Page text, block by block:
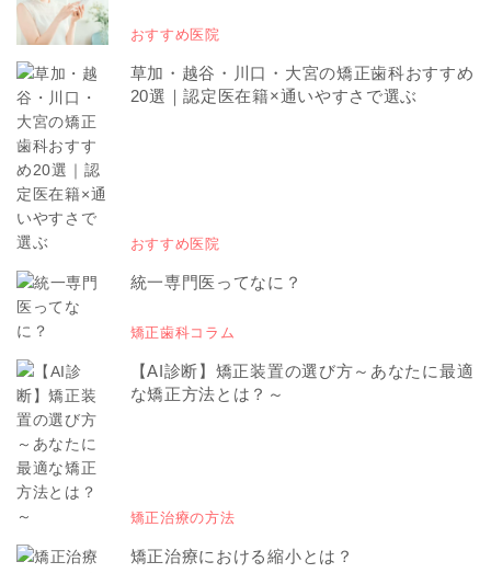
おすすめ医院
草加・越谷・川口・大宮の矯正歯科おすすめ
20選｜認定医在籍×通いやすさで選ぶ
おすすめ医院
統一専門医ってなに？
矯正歯科コラム
【AI診断】矯正装置の選び方～あなたに最適
な矯正方法とは？～
矯正治療の方法
矯正治療における縮小とは？